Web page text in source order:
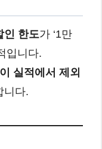
인 한도가 ‘1만
입니다.
실적에서 제외
니다.